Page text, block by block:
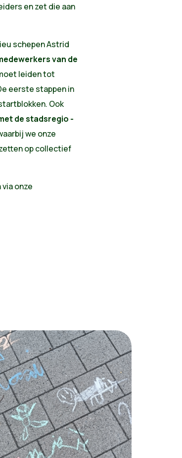
en zet die aan
schepen Astrid
van de
leiden tot
eerste stappen in
Ook
de stadsregio -
we onze
op collectief
onze